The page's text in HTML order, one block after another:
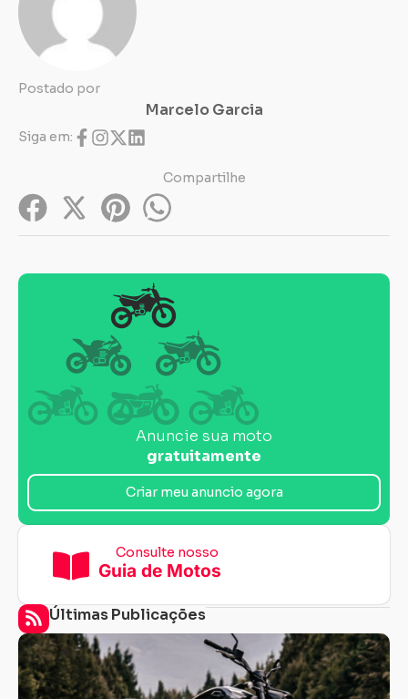
Postado por
Marcelo Garcia
Siga em:
Compartilhe
Anuncie sua moto
gratuitamente
Criar meu anuncio agora
Consulte nosso
Guia de Motos
Últimas Publicações